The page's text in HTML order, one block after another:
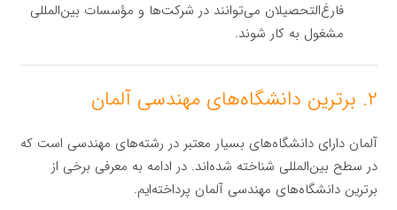
فارغ‌التحصیلان می‌توانند در شرکت‌ها و مؤسسات بین‌المللی
مشغول به کار شوند.
۲. برترین دانشگاه‌های مهندسی آلمان
آلمان دارای دانشگاه‌های بسیار معتبر در رشته‌های مهندسی است که
در سطح بین‌المللی شناخته شده‌اند. در ادامه به معرفی برخی از
برترین دانشگاه‌های مهندسی آلمان پرداخته‌ایم.